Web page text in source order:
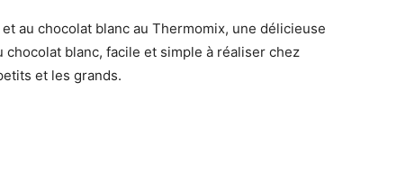
au chocolat blanc au Thermomix, une délicieuse
blanc, facile et simple à réaliser chez
et les grands.